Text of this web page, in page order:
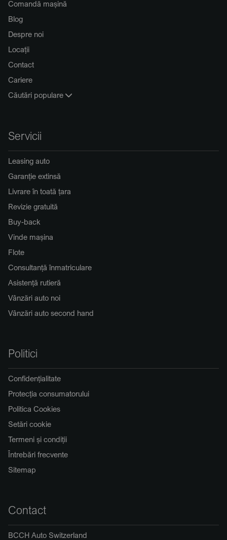
Comandă mașină
Blog
Despre noi
Locații
Contact
Cariere
Căutări populare
Servicii
Leasing auto
Garanție extinsă
Livrare în toată țara
Revizie gratuită
Buy-back
Vinde mașina
Flote
Consultanță înmatriculare
Asistență rutieră
Vânzări auto noi
Vânzări auto second hand
Politici
Confidențialitate
Protecția consumatorului
Politica Cookies
Setări cookie
Termeni și condiții
Întrebări frecvente
Sitemap
Contact
BCCH Auto Switzerland